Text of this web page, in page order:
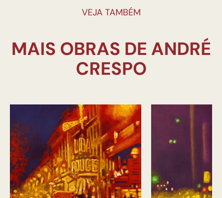
VEJA TAMBÉM
MAIS OBRAS DE ANDRÉ